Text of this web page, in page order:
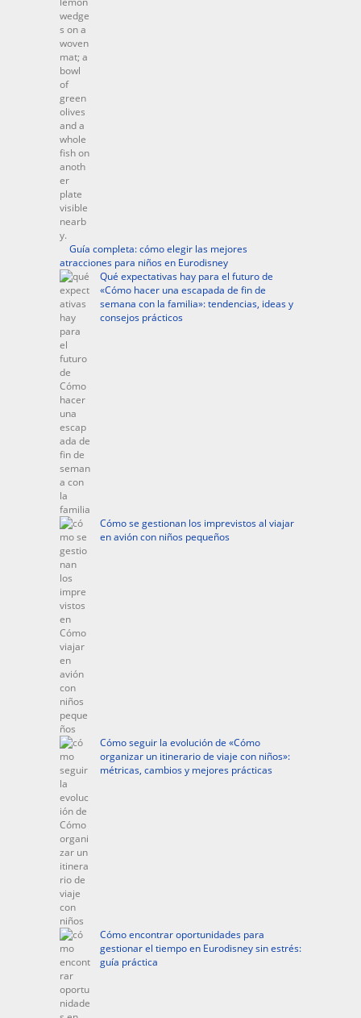
Guía completa: cómo elegir las mejores
atracciones para niños en Eurodisney
Qué expectativas hay para el futuro de
«Cómo hacer una escapada de fin de
semana con la familia»: tendencias, ideas y
consejos prácticos
Cómo se gestionan los imprevistos al viajar
en avión con niños pequeños
Cómo seguir la evolución de «Cómo
organizar un itinerario de viaje con niños»:
métricas, cambios y mejores prácticas
Cómo encontrar oportunidades para
gestionar el tiempo en Eurodisney sin estrés:
guía práctica